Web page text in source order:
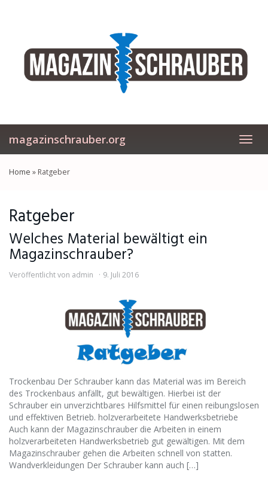
magazinschrauber.org
Home » Ratgeber
Ratgeber
Welches Material bewältigt ein
Magazinschrauber?
Veröffentlicht von admin 9. Juli 2016
Trockenbau Der Schrauber kann das Material was im Bereich
des Trockenbaus anfällt, gut bewältigen. Hierbei ist der
Schrauber ein unverzichtbares Hilfsmittel für einen reibungslosen
und effektiven Betrieb. holzverarbeitete Handwerksbetriebe
Auch kann der Magazinschrauber die Arbeiten in einem
holzverarbeiteten Handwerksbetrieb gut gewältigen. Mit dem
Magazinschrauber gehen die Arbeiten schnell von statten.
Wandverkleidungen Der Schrauber kann auch […]